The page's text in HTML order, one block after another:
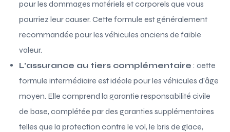
pour les dommages matériels et corporels que vous
pourriez leur causer. Cette formule est généralement
recommandée pour les véhicules anciens de faible
valeur.
L’assurance au tiers complémentaire : cette
formule intermédiaire est idéale pour les véhicules d’âge
moyen. Elle comprend la garantie responsabilité civile
de base, complétée par des garanties supplémentaires
telles que la protection contre le vol, le bris de glace,